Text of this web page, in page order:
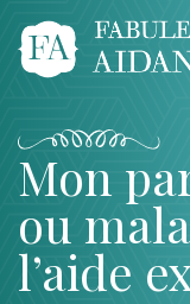
Mon
ou
l’aide